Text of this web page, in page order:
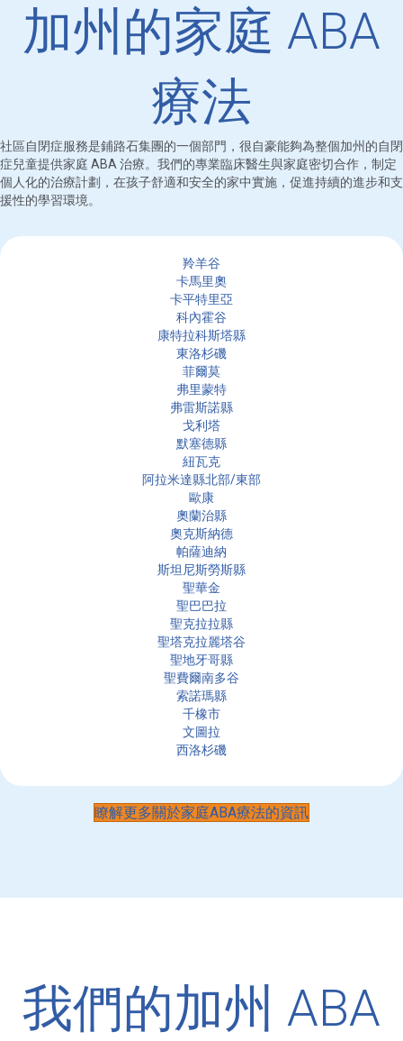
加州的家庭 ABA
療法
社區自閉症服務是鋪路石集團的一個部門，很自豪能夠為整個加州的自閉
症兒童提供家庭 ABA 治療。我們的專業臨床醫生與家庭密切合作，制定
個人化的治療計劃，在孩子舒適和安全的家中實施，促進持續的進步和支
援性的學習環境。
羚羊谷
卡馬里奧
卡平特里亞
科內霍谷
康特拉科斯塔縣
東洛杉磯
菲爾莫
弗里蒙特
弗雷斯諾縣
戈利塔
默塞德縣
紐瓦克
阿拉米達縣北部/東部
歐康
奧蘭治縣
奧克斯納德
帕薩迪納
斯坦尼斯勞斯縣
聖華金
聖巴巴拉
聖克拉拉縣
聖塔克拉麗塔谷
聖地牙哥縣
聖費爾南多谷
索諾瑪縣
千橡市
文圖拉
西洛杉磯
瞭解更多關於家庭ABA療法的資訊
我們的加州 ABA